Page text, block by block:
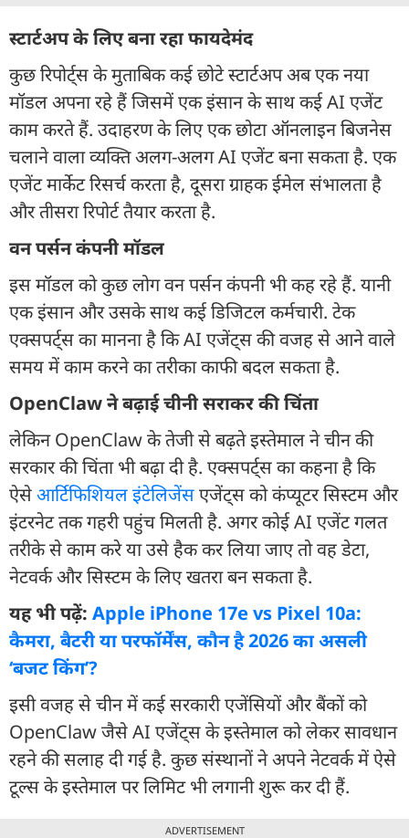
स्टार्टअप के लिए बना रहा फायदेमंद
कुछ रिपोर्ट्स के मुताबिक कई छोटे स्टार्टअप अब एक नया
मॉडल अपना रहे हैं जिसमें एक इंसान के साथ कई AI एजेंट
काम करते हैं. उदाहरण के लिए एक छोटा ऑनलाइन बिजनेस
चलाने वाला व्यक्ति अलग-अलग AI एजेंट बना सकता है. एक
एजेंट मार्केट रिसर्च करता है, दूसरा ग्राहक ईमेल संभालता है
और तीसरा रिपोर्ट तैयार करता है.
वन पर्सन कंपनी मॉडल
इस मॉडल को कुछ लोग वन पर्सन कंपनी भी कह रहे हैं. यानी
एक इंसान और उसके साथ कई डिजिटल कर्मचारी. टेक
एक्सपर्ट्स का मानना है कि AI एजेंट्स की वजह से आने वाले
समय में काम करने का तरीका काफी बदल सकता है.
OpenClaw ने बढ़ाई चीनी सराकर की चिंता
लेकिन OpenClaw के तेजी से बढ़ते इस्तेमाल ने चीन की
सरकार की चिंता भी बढ़ा दी है. एक्सपर्ट्स का कहना है कि
ऐसेआर्टिफिशियल इंटेलिजेंसएजेंट्स को कंप्यूटर सिस्टम और
इंटरनेट तक गहरी पहुंच मिलती है. अगर कोई AI एजेंट गलत
तरीके से काम करे या उसे हैक कर लिया जाए तो वह डेटा,
नेटवर्क और सिस्टम के लिए खतरा बन सकता है.
यह भी पढ़ें: Apple iPhone 17e vs Pixel 10a:
कैमरा, बैटरी या परफॉर्मेंस, कौन है 2026 का असली
‘बजट किंग’?
इसी वजह से चीन में कई सरकारी एजेंसियों और बैंकों को
OpenClaw जैसे AI एजेंट्स के इस्तेमाल को लेकर सावधान
रहने की सलाह दी गई है. कुछ संस्थानों ने अपने नेटवर्क में ऐसे
टूल्स के इस्तेमाल पर लिमिट भी लगानी शुरू कर दी हैं.
ADVERTISEMENT